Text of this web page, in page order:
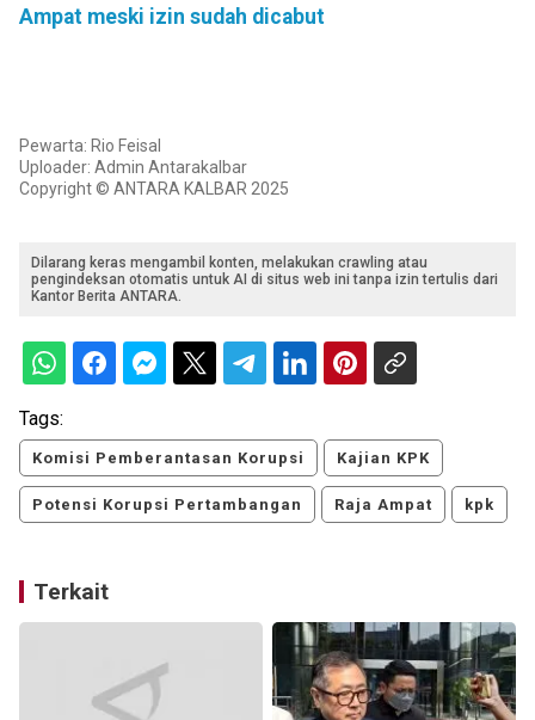
Ampat meski izin sudah dicabut
Pewarta: Rio Feisal
Uploader: Admin Antarakalbar
Copyright © ANTARA KALBAR 2025
Dilarang keras mengambil konten, melakukan crawling atau
pengindeksan otomatis untuk AI di situs web ini tanpa izin tertulis dari
Kantor Berita ANTARA.
Tags:
Komisi Pemberantasan Korupsi Kajian KPK
Potensi Korupsi Pertambangan Raja Ampat kpk
Terkait